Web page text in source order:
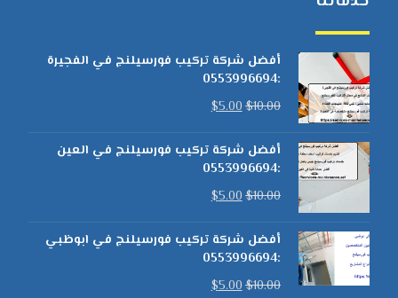
أفضل شركة تركيب فورسيلنج في الفجيرة
:0553996694
$10.00
$5.00
أفضل شركة تركيب فورسيلنج في العين
:0553996694
$10.00
$5.00
أفضل شركة تركيب فورسيلنج في ابوظبي
:0553996694
$10.00
$5.00